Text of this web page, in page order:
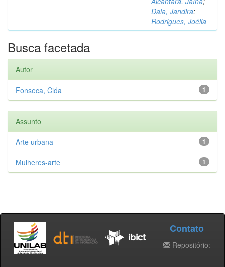
Dala, Jandira;
Rodrigues, Joélia
Busca facetada
Autor
1
Fonseca, Cida
Assunto
1
Arte urbana
1
Mulheres-arte
Contato
Repositório: